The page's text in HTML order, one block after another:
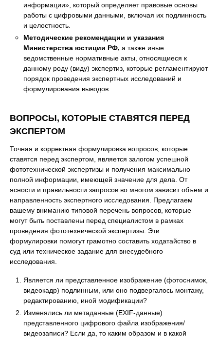
информации», который определяет правовые основы
работы с цифровыми данными, включая их подлинность
и целостность.
Методические рекомендации и указания
Министерства юстиции РФ, а также иные
ведомственные нормативные акты, относящиеся к
данному роду (виду) экспертиз, которые регламентируют
порядок проведения экспертных исследований и
формулирования выводов.
ВОПРОСЫ, КОТОРЫЕ СТАВЯТСЯ ПЕРЕД
ЭКСПЕРТОМ
Точная и корректная формулировка вопросов, которые
ставятся перед экспертом, является залогом успешной
фототехнической экспертизы и получения максимально
полной информации, имеющей значение для дела. От
ясности и правильности запросов во многом зависит объем и
направленность экспертного исследования. Предлагаем
вашему вниманию типовой перечень вопросов, которые
могут быть поставлены перед специалистом в рамках
проведения фототехнической экспертизы. Эти
формулировки помогут грамотно составить ходатайство в
суд или техническое задание для внесудебного
исследования.
Является ли представленное изображение (фотоснимок,
видеокадр) подлинным, или оно подвергалось монтажу,
редактированию, иной модификации?
Изменялись ли метаданные (EXIF-данные)
представленного цифрового файла изображения/
видеозаписи? Если да, то каким образом и в какой